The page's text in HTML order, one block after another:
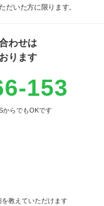
だいた方に限ります。
わせは
ります
153
からでもOKです
を教えていただけます